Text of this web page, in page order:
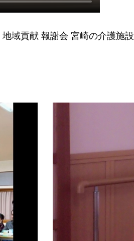
地域貢献 報謝会 宮崎の介護施設